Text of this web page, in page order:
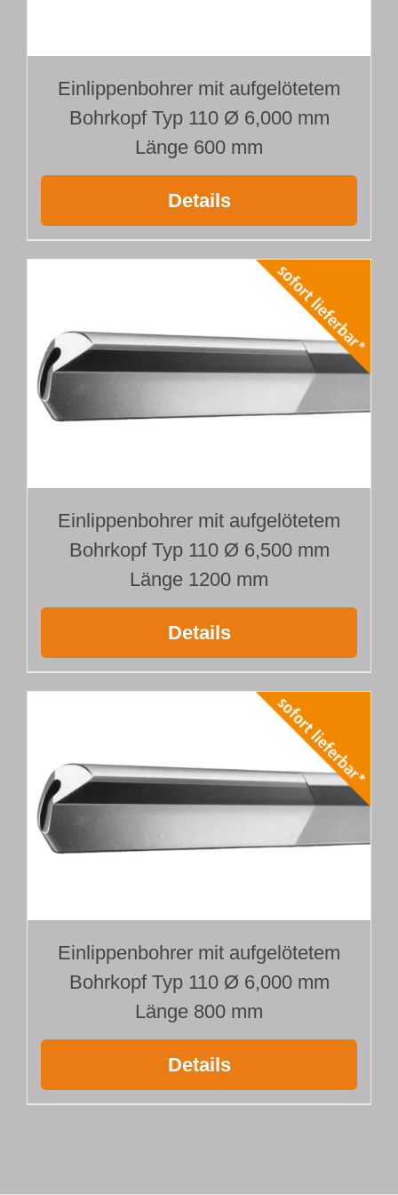
Einlippenbohrer mit aufgelötetem
Bohrkopf Typ 110 Ø 6,000 mm
Länge 600 mm
Details
Einlippenbohrer mit aufgelötetem
Bohrkopf Typ 110 Ø 6,500 mm
Länge 1200 mm
Details
Einlippenbohrer mit aufgelötetem
Bohrkopf Typ 110 Ø 6,000 mm
Länge 800 mm
Details